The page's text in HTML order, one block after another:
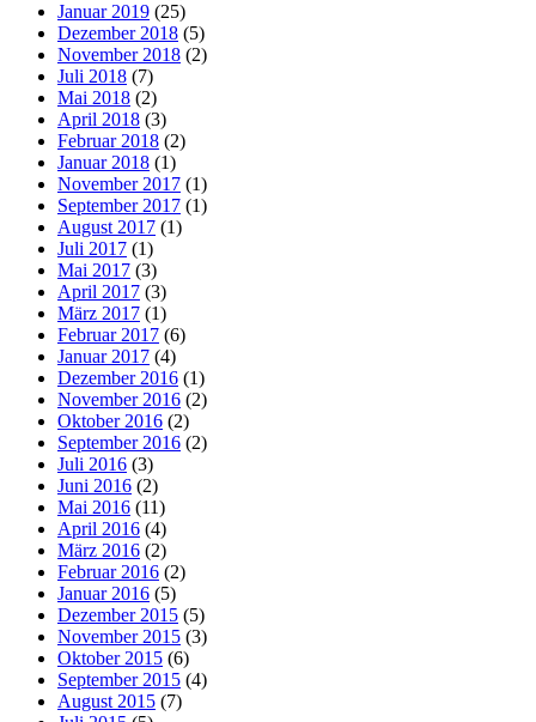
Januar 2019 (25)
Dezember 2018 (5)
November 2018 (2)
Juli 2018 (7)
Mai 2018 (2)
April 2018 (3)
Februar 2018 (2)
Januar 2018 (1)
November 2017 (1)
September 2017 (1)
August 2017 (1)
Juli 2017 (1)
Mai 2017 (3)
April 2017 (3)
März 2017 (1)
Februar 2017 (6)
Januar 2017 (4)
Dezember 2016 (1)
November 2016 (2)
Oktober 2016 (2)
September 2016 (2)
Juli 2016 (3)
Juni 2016 (2)
Mai 2016 (11)
April 2016 (4)
März 2016 (2)
Februar 2016 (2)
Januar 2016 (5)
Dezember 2015 (5)
November 2015 (3)
Oktober 2015 (6)
September 2015 (4)
August 2015 (7)